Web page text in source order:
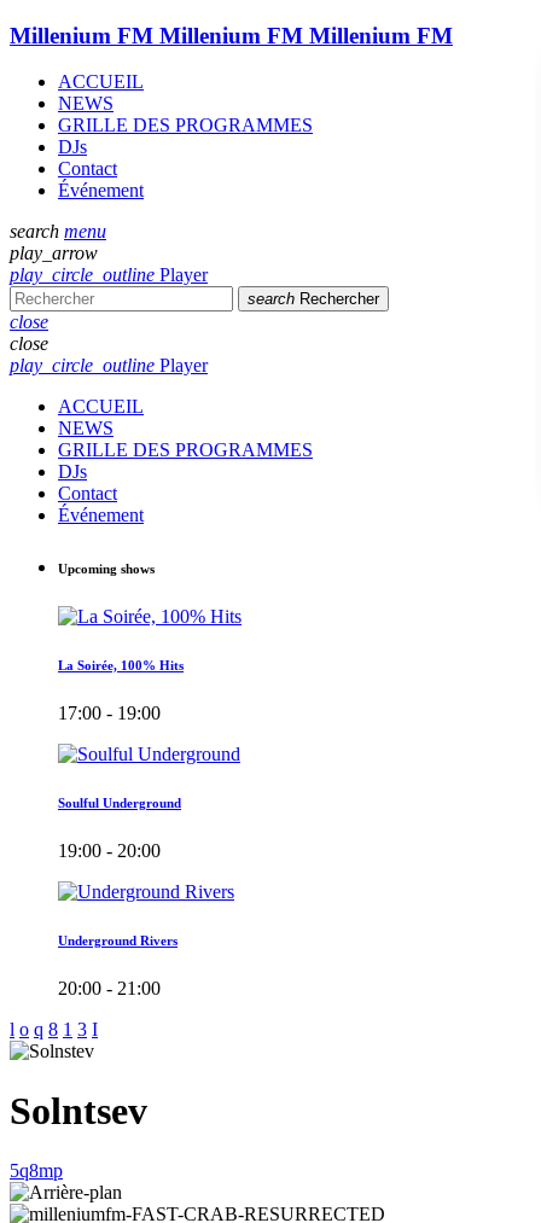
Millenium FM Millenium FM Millenium FM
ACCUEIL
NEWS
GRILLE DES PROGRAMMES
DJs
Contact
Événement
search menu
play_arrow
play_circle_outline Player
search Rechercher
close
close
play_circle_outline Player
ACCUEIL
NEWS
GRILLE DES PROGRAMMES
DJs
Contact
Événement
Upcoming shows
La Soirée, 100% Hits
17:00 - 19:00
Soulful Underground
19:00 - 20:00
Underground Rivers
20:00 - 21:00
Solntsev